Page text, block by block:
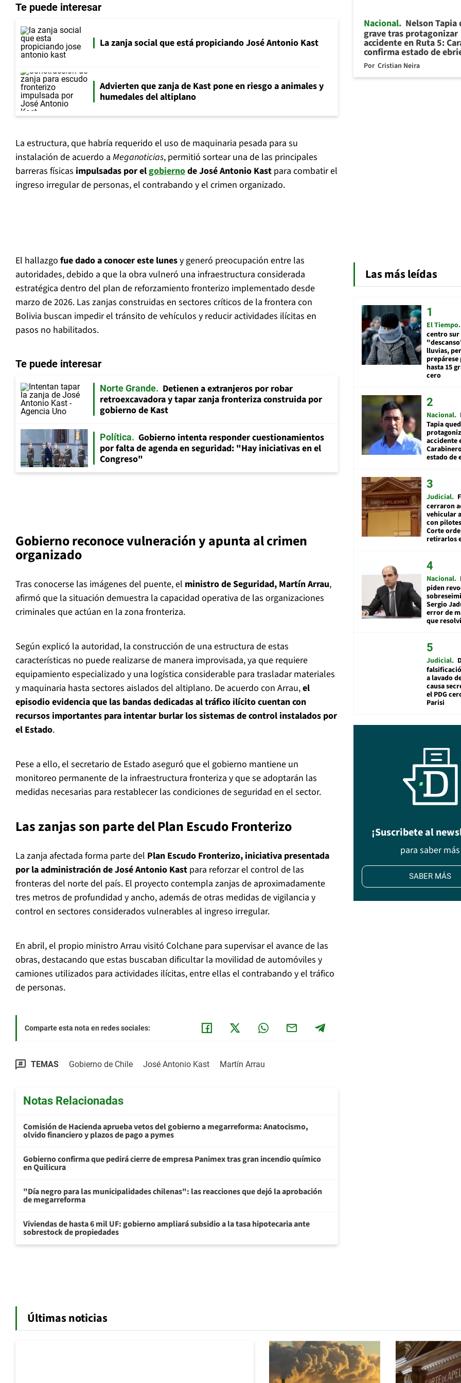
Te puede interesar
La zanja social que está propiciando José Antonio Kast
Advierten que zanja de Kast pone en riesgo a animales y
humedales del altiplano
La estructura, que habría requerido el uso de maquinaria pesada para su
instalación de acuerdo a Meganoticias, permitió sortear una de las principales
barreras físicas impulsadas por elgobiernode José Antonio Kast para combatir el
ingreso irregular de personas, el contrabando y el crimen organizado.
El hallazgo fue dado a conocer este lunesy generó preocupación entre las
autoridades, debido a que la obra vulneró una infraestructura considerada
estratégica dentro del plan de reforzamiento fronterizo implementado desde
marzo de 2026. Las zanjas construidas en sectores críticos de la frontera con
Bolivia buscan impedir el tránsito de vehículos y reducir actividades ilícitas en
pasos no habilitados.
Te puede interesar
Norte Grande
Detienen a extranjeros por robar
retroexcavadora y tapar zanja fronteriza construida por
gobierno de Kast
Política
Gobierno intenta responder cuestionamientos
por falta de agenda en seguridad: "Hay iniciativas en el
Congreso"
Gobierno reconoce vulneración y apunta al crimen
organizado
Tras conocerse las imágenes del puente, el ministro de Seguridad, Martín Arrau,
afirmó que la situación demuestra la capacidad operativa de las organizaciones
criminales que actúan en la zona fronteriza.
Según explicó la autoridad, la construcción de una estructura de estas
características no puede realizarse de manera improvisada, ya que requiere
equipamiento especializado y una logística considerable para trasladar materiales
y maquinaria hasta sectores aislados del altiplano. De acuerdo con Arrau,el
episodio evidencia que las bandas dedicadas al tráfico ilícito cuentan con
recursos importantes para intentar burlar los sistemas de control instalados por
el Estado.
Pese a ello, el secretario de Estado aseguró que el gobierno mantiene un
monitoreo permanente de la infraestructura fronteriza y que se adoptarán las
medidas necesarias para restablecer las condiciones de seguridad en el sector.
Las zanjas son parte del Plan Escudo Fronterizo
La zanja afectada forma parte del Plan Escudo Fronterizo, iniciativa presentada
por la administración de José Antonio Kast para reforzar el control de las
fronteras del norte del país. El proyecto contempla zanjas de aproximadamente
tres metros de profundidad y ancho, además de otras medidas de vigilancia y
control en sectores considerados vulnerables al ingreso irregular.
En abril, el propio ministro Arrau visitó Colchane para supervisar el avance de las
obras, destacando que estas buscaban dificultar la movilidad de automóviles y
camiones utilizados para actividades ilícitas, entre ellas el contrabando y el tráfico
de personas.
Comparte esta nota en redes sociales:
TEMAS Gobierno de Chile José Antonio Kast Martín Arrau
Notas Relacionadas
Comisión de Hacienda aprueba vetos del gobierno a megarreforma: Anatocismo,
olvido financiero y plazos de pago a pymes
Gobierno confirma que pedirá cierre de empresa Panimex tras gran incendio químico
en Quilicura
"Día negro para las municipalidades chilenas": las reacciones que dejó la aprobación
de megarreforma
Viviendas de hasta 6 mil UF: gobierno ampliará subsidio a la tasa hipotecaria ante
sobrestock de propiedades
Nacional Nelson Tapia
grave tras protagonizar
accidente en Ruta 5:
confirma estado de
Por Cristian Neira
Las más leídas
El Tiempo
centro
lluvias,
hasta 15
cero
Nacional
Tapia
accidente
estado de
Judicial
cerraron
vehicular
con
Corte
retirarlos
Nacional
piden
Sergio
error de
que
Judicial
a lavado
causa
el PDG
Parisi
¡Suscribete al
para saber más
SABER MÁS
Últimas noticias